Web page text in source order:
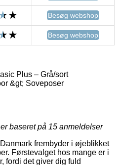
Besøg webshop
Besøg webshop
Plus – Grå/sort
&gt; Soveposer
baseret på 15 anmeldelser
frembyder i øjeblikket
Førstevalget hos mange er i
fordi det giver dig fuld